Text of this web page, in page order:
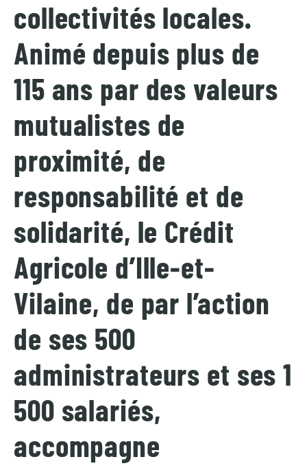
collectivités locales.
Animé depuis plus de
115 ans par des valeurs
mutualistes de
proximité, de
responsabilité et de
solidarité, le Crédit
Agricole d’Ille-et-
Vilaine, de par l’action
de ses 500
administrateurs et ses 1
500 salariés,
accompagne